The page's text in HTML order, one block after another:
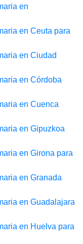
en
en Ceuta para
en Ciudad
en Córdoba
en Cuenca
en Gipuzkoa
en Girona para
en Granada
en Guadalajara
en Huelva para